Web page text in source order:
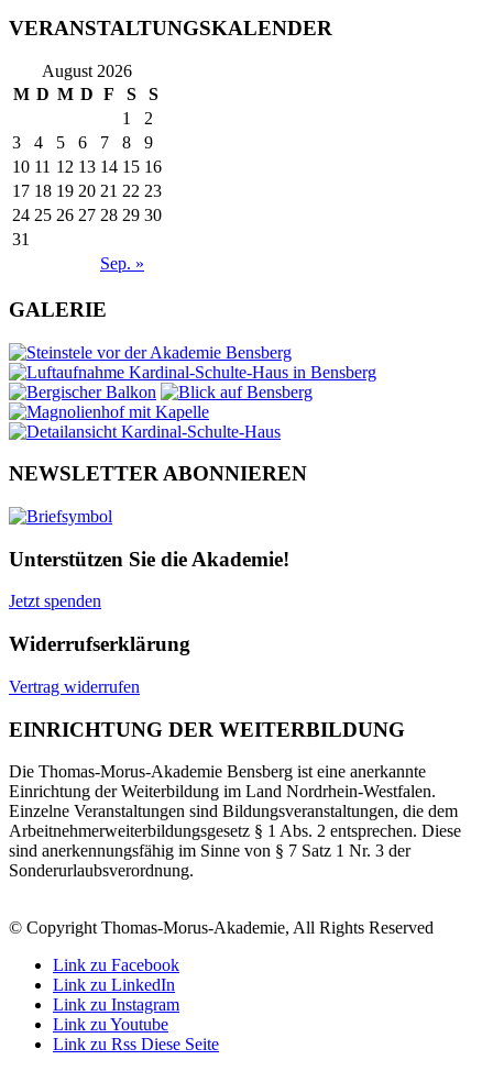
VERANSTALTUNGSKALENDER
August 2026
M D M D F S S
Sep. »
1
2
3
4 5 6 7 8
9
10 11 12 13 14 15 16
17 18 19 20 21 22 23
24 25 26 27 28 29 30
31
GALERIE
NEWSLETTER ABONNIEREN
Unterstützen Sie die Akademie!
Jetzt spenden
Widerrufserklärung
Vertrag widerrufen
EINRICHTUNG DER WEITERBILDUNG
Die Thomas-Morus-Akademie Bensberg ist eine anerkannte
Einrichtung der Weiterbildung im Land Nordrhein-Westfalen.
Einzelne Veranstaltungen sind Bildungsveranstaltungen, die dem
Arbeitnehmerweiterbildungsgesetz § 1 Abs. 2 entsprechen. Diese
sind anerkennungsfähig im Sinne von § 7 Satz 1 Nr. 3 der
Sonderurlaubsverordnung.
© Copyright Thomas-Morus-Akademie, All Rights Reserved
Link zu Facebook
Link zu LinkedIn
Link zu Instagram
Link zu Youtube
Link zu Rss Diese Seite